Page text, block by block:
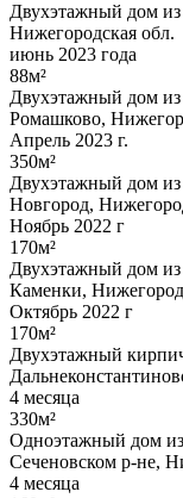
Двухэтажный дом
Нижегородская обл.
июнь 2023 года
88м²
Двухэтажный дом
Ромашково,
Апрель 2023 г.
350м²
Двухэтажный дом
Новгород,
Ноябрь 2022 г
170м²
Двухэтажный дом из
Каменки,
Октябрь 2022 г
170м²
Двухэтажный
4 месяца
330м²
Одноэтажный дом из
Сеченовском р-не,
4 месяца